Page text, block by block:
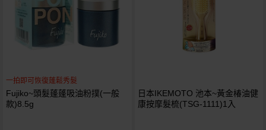
一拍即可恢復蓬鬆秀髮
Fujiko~頭髮蓬蓬吸油粉撲(一般
款)8.5g
日本IKEMOTO 池本~黃金椿油健
康按摩髮梳(TSG-1111)1入